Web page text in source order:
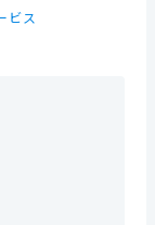
ビス